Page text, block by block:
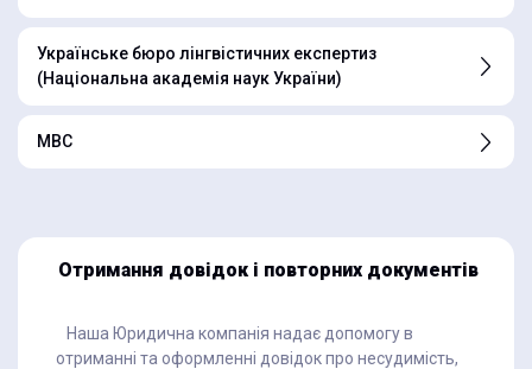
Українське бюро лінгвістичних експертиз
(Національна академія наук України)
МВС
Отримання довідок і повторних документів
Наша Юридична компанія надає допомогу в
отриманні та оформленні довідок про несудимість,